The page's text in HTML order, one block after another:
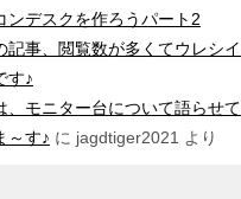
ンデスクを作ろうパート2
記事、閲覧数が多くてウレシイ
す♪
、モニター台について語らせて
～す♪ に jagdtiger2021 より